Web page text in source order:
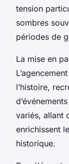
tension
sombres
périodes de
La mise en
l’histoire,
variés, allant
enrichissent
historique.